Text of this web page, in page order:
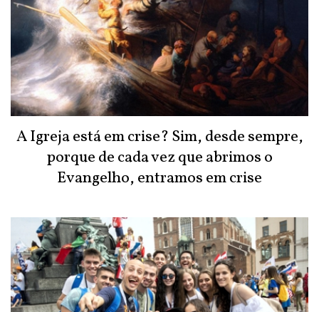
A Igreja está em crise? Sim, desde sempre,
porque de cada vez que abrimos o
Evangelho, entramos em crise